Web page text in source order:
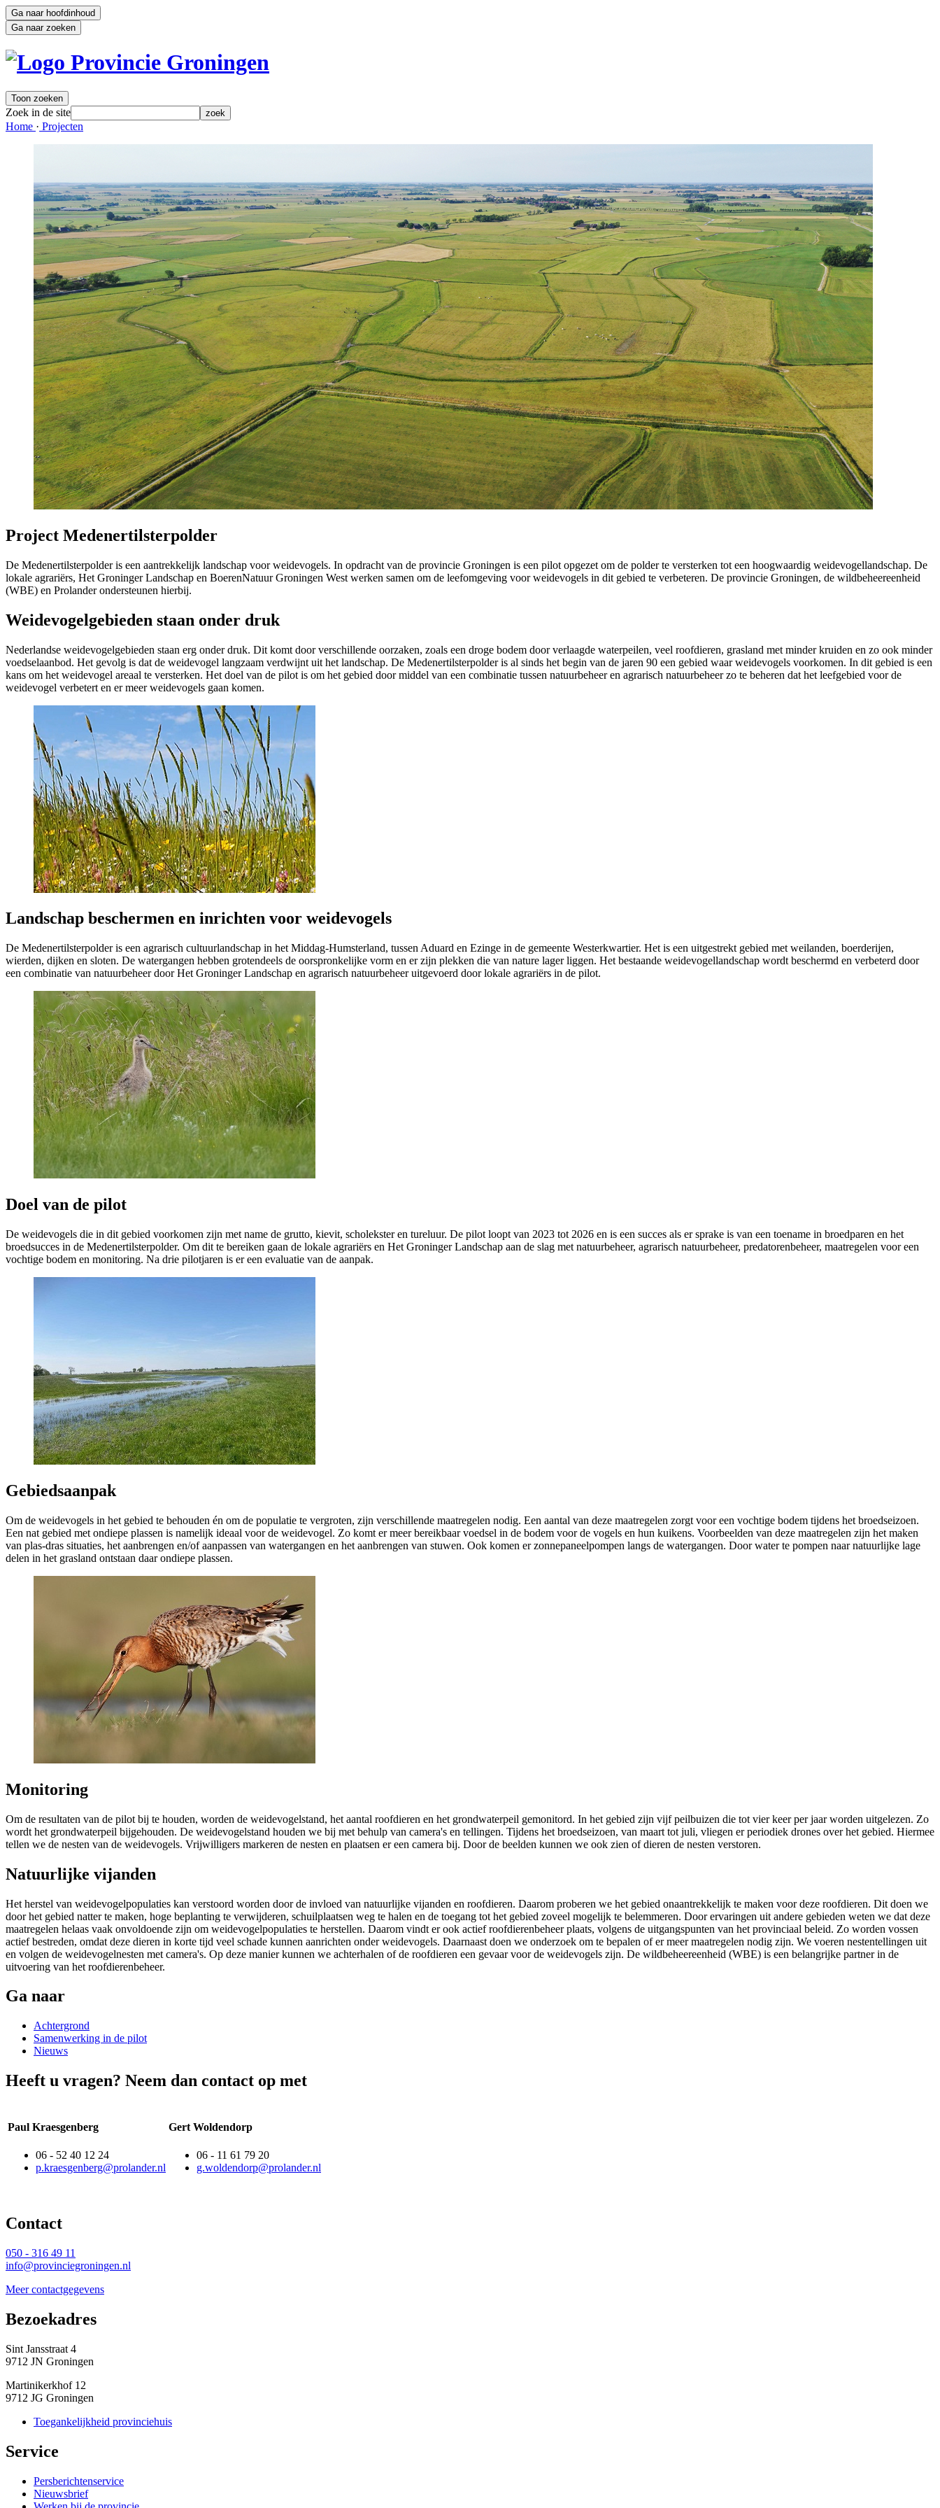
Ga naar hoofdinhoud
Ga naar zoeken
Toon zoeken
Zoek in de site zoek
Home · Projecten
Project Medenertilsterpolder
De Medenertilsterpolder is een aantrekkelijk landschap voor weidevogels. In opdracht van de provincie Groningen is een pilot opgezet om de polder te versterken tot een hoogwaardig weidevogellandschap. De
lokale agrariërs, Het Groninger Landschap en BoerenNatuur Groningen West werken samen om de leefomgeving voor weidevogels in dit gebied te verbeteren. De provincie Groningen, de wildbeheereenheid
(WBE) en Prolander ondersteunen hierbij.
Weidevogelgebieden staan onder druk
Nederlandse weidevogelgebieden staan erg onder druk. Dit komt door verschillende oorzaken, zoals een droge bodem door verlaagde waterpeilen, veel roofdieren, grasland met minder kruiden en zo ook minder
voedselaanbod. Het gevolg is dat de weidevogel langzaam verdwijnt uit het landschap. De Medenertilsterpolder is al sinds het begin van de jaren 90 een gebied waar weidevogels voorkomen. In dit gebied is een
kans om het weidevogel areaal te versterken. Het doel van de pilot is om het gebied door middel van een combinatie tussen natuurbeheer en agrarisch natuurbeheer zo te beheren dat het leefgebied voor de
weidevogel verbetert en er meer weidevogels gaan komen.
Landschap beschermen en inrichten voor weidevogels
De Medenertilsterpolder is een agrarisch cultuurlandschap in het Middag-Humsterland, tussen Aduard en Ezinge in de gemeente Westerkwartier. Het is een uitgestrekt gebied met weilanden, boerderijen,
wierden, dijken en sloten. De watergangen hebben grotendeels de oorspronkelijke vorm en er zijn plekken die van nature lager liggen. Het bestaande weidevogellandschap wordt beschermd en verbeterd door
een combinatie van natuurbeheer door Het Groninger Landschap en agrarisch natuurbeheer uitgevoerd door lokale agrariërs in de pilot.
Doel van de pilot
De weidevogels die in dit gebied voorkomen zijn met name de grutto, kievit, scholekster en tureluur. De pilot loopt van 2023 tot 2026 en is een succes als er sprake is van een toename in broedparen en het
broedsucces in de Medenertilsterpolder. Om dit te bereiken gaan de lokale agrariërs en Het Groninger Landschap aan de slag met natuurbeheer, agrarisch natuurbeheer, predatorenbeheer, maatregelen voor een
vochtige bodem en monitoring. Na drie pilotjaren is er een evaluatie van de aanpak.
Gebiedsaanpak
Om de weidevogels in het gebied te behouden én om de populatie te vergroten, zijn verschillende maatregelen nodig. Een aantal van deze maatregelen zorgt voor een vochtige bodem tijdens het broedseizoen.
Een nat gebied met ondiepe plassen is namelijk ideaal voor de weidevogel. Zo komt er meer bereikbaar voedsel in de bodem voor de vogels en hun kuikens. Voorbeelden van deze maatregelen zijn het maken
van plas-dras situaties, het aanbrengen en/of aanpassen van watergangen en het aanbrengen van stuwen. Ook komen er zonnepaneelpompen langs de watergangen. Door water te pompen naar natuurlijke lage
delen in het grasland ontstaan daar ondiepe plassen.
Monitoring
Om de resultaten van de pilot bij te houden, worden de weidevogelstand, het aantal roofdieren en het grondwaterpeil gemonitord. In het gebied zijn vijf peilbuizen die tot vier keer per jaar worden uitgelezen. Zo
wordt het grondwaterpeil bijgehouden. De weidevogelstand houden we bij met behulp van camera's en tellingen. Tijdens het broedseizoen, van maart tot juli, vliegen er periodiek drones over het gebied. Hiermee
tellen we de nesten van de weidevogels. Vrijwilligers markeren de nesten en plaatsen er een camera bij. Door de beelden kunnen we ook zien of dieren de nesten verstoren.
Natuurlijke vijanden
Het herstel van weidevogelpopulaties kan verstoord worden door de invloed van natuurlijke vijanden en roofdieren. Daarom proberen we het gebied onaantrekkelijk te maken voor deze roofdieren. Dit doen we
door het gebied natter te maken, hoge beplanting te verwijderen, schuilplaatsen weg te halen en de toegang tot het gebied zoveel mogelijk te belemmeren. Door ervaringen uit andere gebieden weten we dat deze
maatregelen helaas vaak onvoldoende zijn om weidevogelpopulaties te herstellen. Daarom vindt er ook actief roofdierenbeheer plaats, volgens de uitgangspunten van het provinciaal beleid. Zo worden vossen
actief bestreden, omdat deze dieren in korte tijd veel schade kunnen aanrichten onder weidevogels. Daarnaast doen we onderzoek om te bepalen of er meer maatregelen nodig zijn. We voeren nestentellingen uit
en volgen de weidevogelnesten met camera's. Op deze manier kunnen we achterhalen of de roofdieren een gevaar voor de weidevogels zijn. De wildbeheereenheid (WBE) is een belangrijke partner in de
uitvoering van het roofdierenbeheer.
Ga naar
Achtergrond
Samenwerking in de pilot
Nieuws
Heeft u vragen? Neem dan contact op met
Paul Kraesgenberg
06 - 52 40 12 24
p.kraes­gen­berg@pro­lan­der.nl
Gert Woldendorp
06 - 11 61 79 20
g.woldendorp@prolander.nl
Contact
050 - 316 49 11
info@provinciegroningen.nl
Meer contactgegevens
Bezoekadres
Sint Jansstraat 4
9712 JN Groningen
Martinikerkhof 12
9712 JG Groningen
Toegankelijkheid provinciehuis
Service
Persberichtenservice
Nieuwsbrief